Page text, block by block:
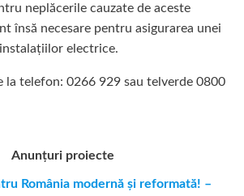
neplăcerile cauzate de aceste
însă necesare pentru asigurarea unei
electrice.
la tel efon: 0266 929 sau telverde 0800
Anunțuri proiecte
România modernă și reformată! –